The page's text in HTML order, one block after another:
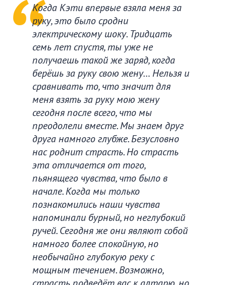
Когда Кэти впервые взяла меня за
руку, это было сродни
электрическому шоку. Тридцать
семь лет спустя, ты уже не
получаешь такой же заряд, когда
берёшь за руку свою жену… Нельзя и
сравнивать то, что значит для
меня взять за руку мою жену
сегодня после всего, что мы
преодолели вместе. Мы знаем друг
друга намного глубже. Безусловно
нас роднит страсть. Но страсть
эта отличается от того,
пьянящего чувства, что было в
начале. Когда мы только
познакомились наши чувства
напоминали бурный, но неглубокий
ручей. Сегодня же они являют собой
намного более спокойную, но
необычайно глубокую реку с
мощным течением. Возможно,